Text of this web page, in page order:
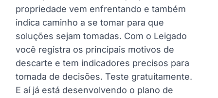
propriedade vem enfrentando e também
indica caminho a se tomar para que
soluções sejam tomadas. Com o Leigado
você registra os principais motivos de
descarte e tem indicadores precisos para
tomada de decisões. Teste gratuitamente.
E aí já está desenvolvendo o plano de